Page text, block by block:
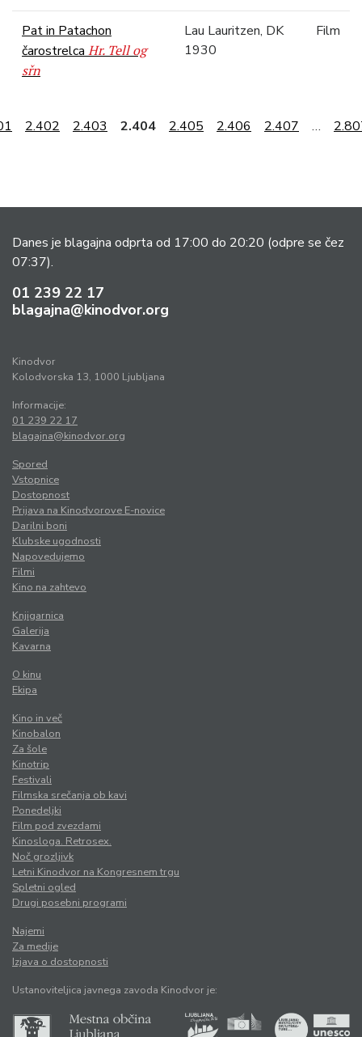
Pat in Patachon
čarostrelca Hr. Tell og
sřn
Lau Lauritzen, DK
1930
Film
2.402 2.403 2.404 2.405 2.406 2.407 …
Danes je blagajna odprta od 17:00 do 20:20 (odpre se čez
07:37).
01 239 22 17
blagajna@kinodvor.org
Kinodvor
Kolodvorska 13, 1000 Ljubljana
Informacije:
01 239 22 17
blagajna@kinodvor.org
Spored
Vstopnice
Dostopnost
Prijava na Kinodvorove E-novice
Darilni boni
Klubske ugodnosti
Napovedujemo
Filmi
Kino na zahtevo
Knjigarnica
Galerija
Kavarna
O kinu
Ekipa
Kino in več
Kinobalon
Za šole
Kinotrip
Festivali
Filmska srečanja ob kavi
Ponedeljki
Film pod zvezdami
Kinosloga. Retrosex.
Noč grozljivk
Letni Kinodvor na Kongresnem trgu
Spletni ogled
Drugi posebni programi
Najemi
Za medije
Izjava o dostopnosti
Ustanoviteljica javnega zavoda Kinodvor je: